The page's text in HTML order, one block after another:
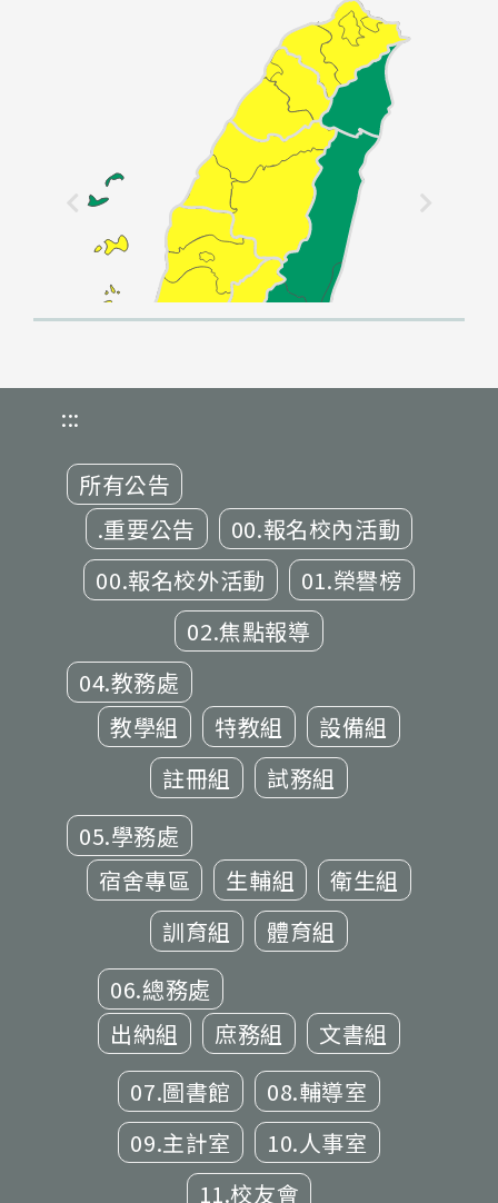
:::
所有公告
.重要公告
00.報名校內活動
00.報名校外活動
01.榮譽榜
02.焦點報導
04.教務處
教學組
特教組
設備組
註冊組
試務組
05.學務處
宿舍專區
生輔組
衛生組
訓育組
體育組
06.總務處
出納組
庶務組
文書組
07.圖書館
08.輔導室
09.主計室
10.人事室
11.校友會